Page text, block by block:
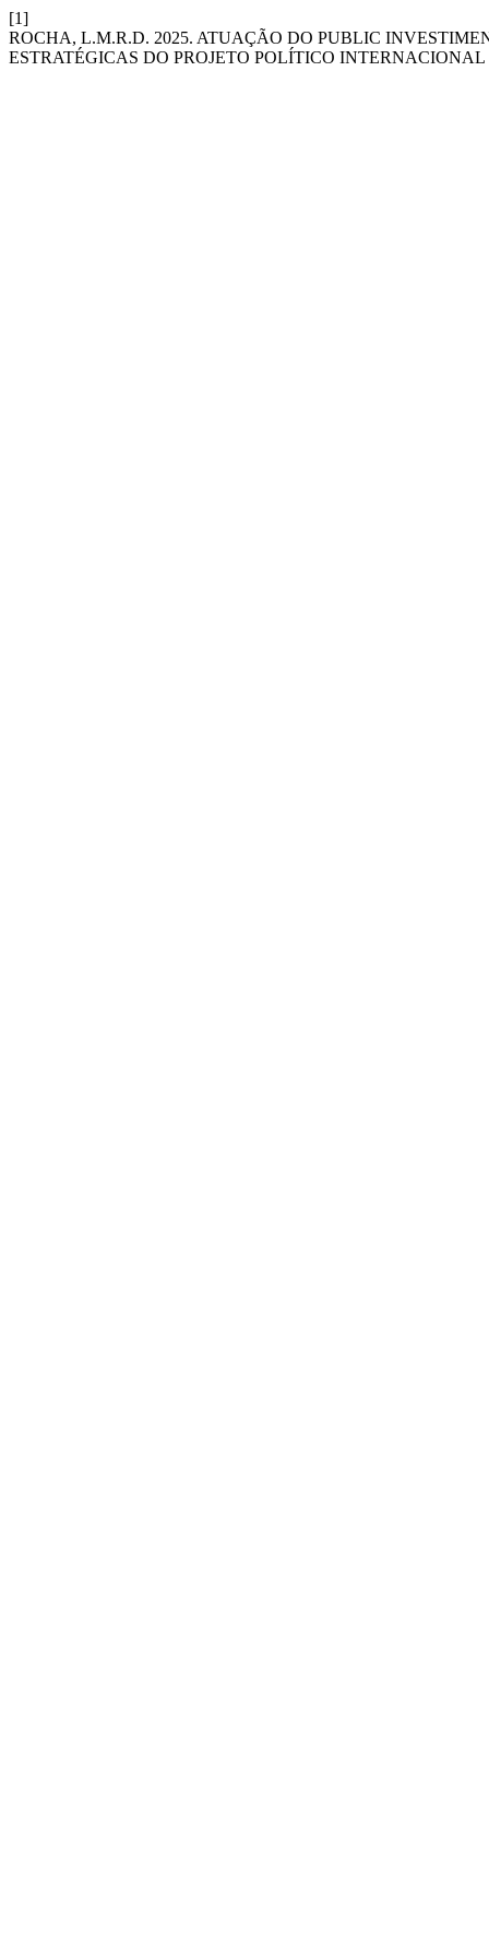
[1]
ROCHA, L.M.R.D. 2025. ATUAÇÃO DO PUBLIC
ESTRATÉGICAS DO PROJETO POLÍTICO